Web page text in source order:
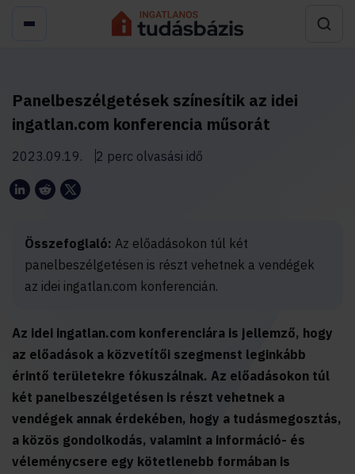
Panelbeszélgetések színesítik az idei
ingatlan.com konferencia műsorát
2023.09.19. 2 perc olvasási idő
Összefoglaló: Az előadásokon túl két
panelbeszélgetésen is részt vehetnek a vendégek
az idei ingatlan.com konferencián.
Az idei ingatlan.com konferenciára is jellemző, hogy
az előadások a közvetítői szegmenst leginkább
érintő területekre fókuszálnak. Az előadásokon túl
két panelbeszélgetésen is részt vehetnek a
vendégek annak érdekében, hogy a tudásmegosztás,
a közös gondolkodás, valamint a információ- és
véleménycsere egy kötetlenebb formában is